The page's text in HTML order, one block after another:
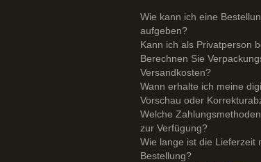
Wie kann ich eine
aufgeben?
Kann ich als Privatperson
Berechnen Sie
Versandkosten?
Wann erhalte ich meine
Vorschau oder
Welche
zur Verfügung?
Wie lange ist die Lieferzeit
Bestellung?